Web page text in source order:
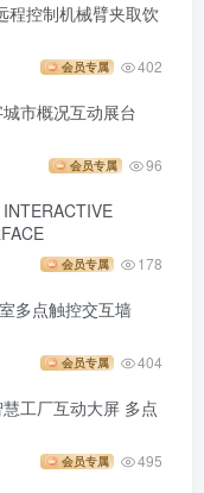
程控制机械臂夹取饮
会员专属 402
市概况互动展台
会员专属 96
会员专属 178
多点触控交互墙
会员专属 404
工厂互动大屏 多点
会员专属 495